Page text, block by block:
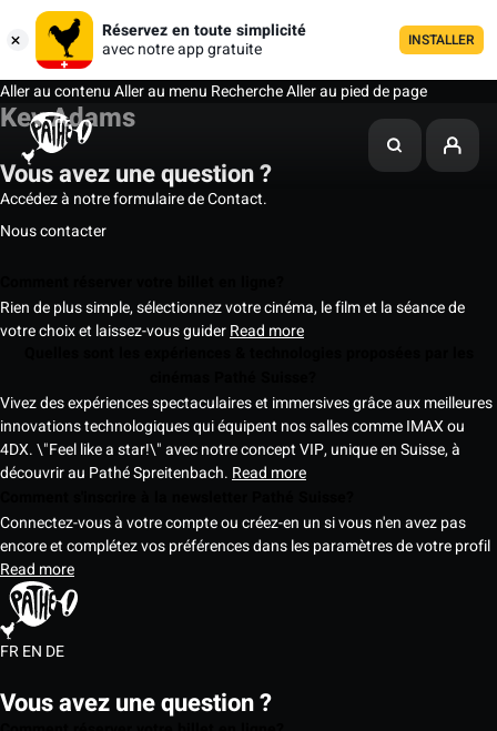
Réservez en toute simplicité
avec notre app gratuite
INSTALLER
Aller au contenuAller au menu RechercheAller au pied de page
Kev Adams
Vous avez une question ?
Accédez à notre formulaire de Contact.
Nous contacter
Rien de plus simple, sélectionnez votre cinéma, le film et la séance de
votre choix et laissez-vous guiderRead more
Vivez des expériences spectaculaires et immersives grâce aux meilleures
innovations technologiques qui équipent nos salles comme IMAX ou
4DX. \"Feel like a star!\" avec notre concept VIP, unique en Suisse, à
découvrir au Pathé Spreitenbach. Read more
Connectez-vous à votre compte ou créez-en un si vous n'en avez pas
encore et complétez vos préférences dans les paramètres de votre profil
Read more
FREN DE
Vous avez une question ?